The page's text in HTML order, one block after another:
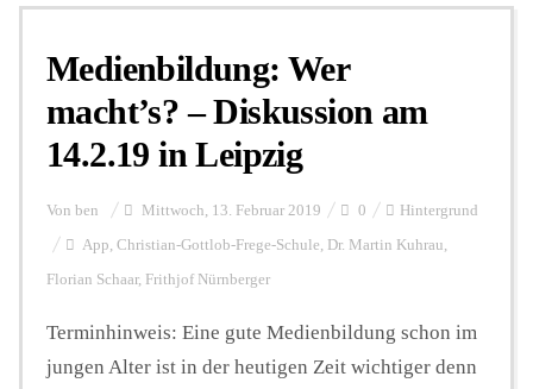
Personalien
Hintergrund
FUNKTURM-Beiträge
Podcast
Medienbildung: Wer
macht’s? – Diskussion am
14.2.19 in Leipzig
Von ben Mittwoch, 13. Februar 2019 0 Hintergrund
App, Christian-Gottlob-Frege-Schule, Dr. Martin Kuhrau,
Florian Schaar, Frithjof Nürnberger
Terminhinweis: Eine gute Medienbildung schon im
jungen Alter ist in der heutigen Zeit wichtiger denn